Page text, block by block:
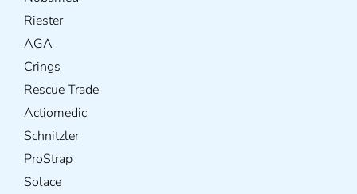
Riester
AGA
Crings
Rescue Trade
Actiomedic
Schnitzler
ProStrap
Solace